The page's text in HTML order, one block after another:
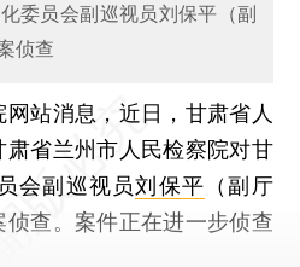
委员会副巡视员刘保平（副
侦查
站消息，近日，甘肃省人
省兰州市人民检察院对甘
会副巡视员刘保平 （副厅
侦查。案件正在进一步侦查